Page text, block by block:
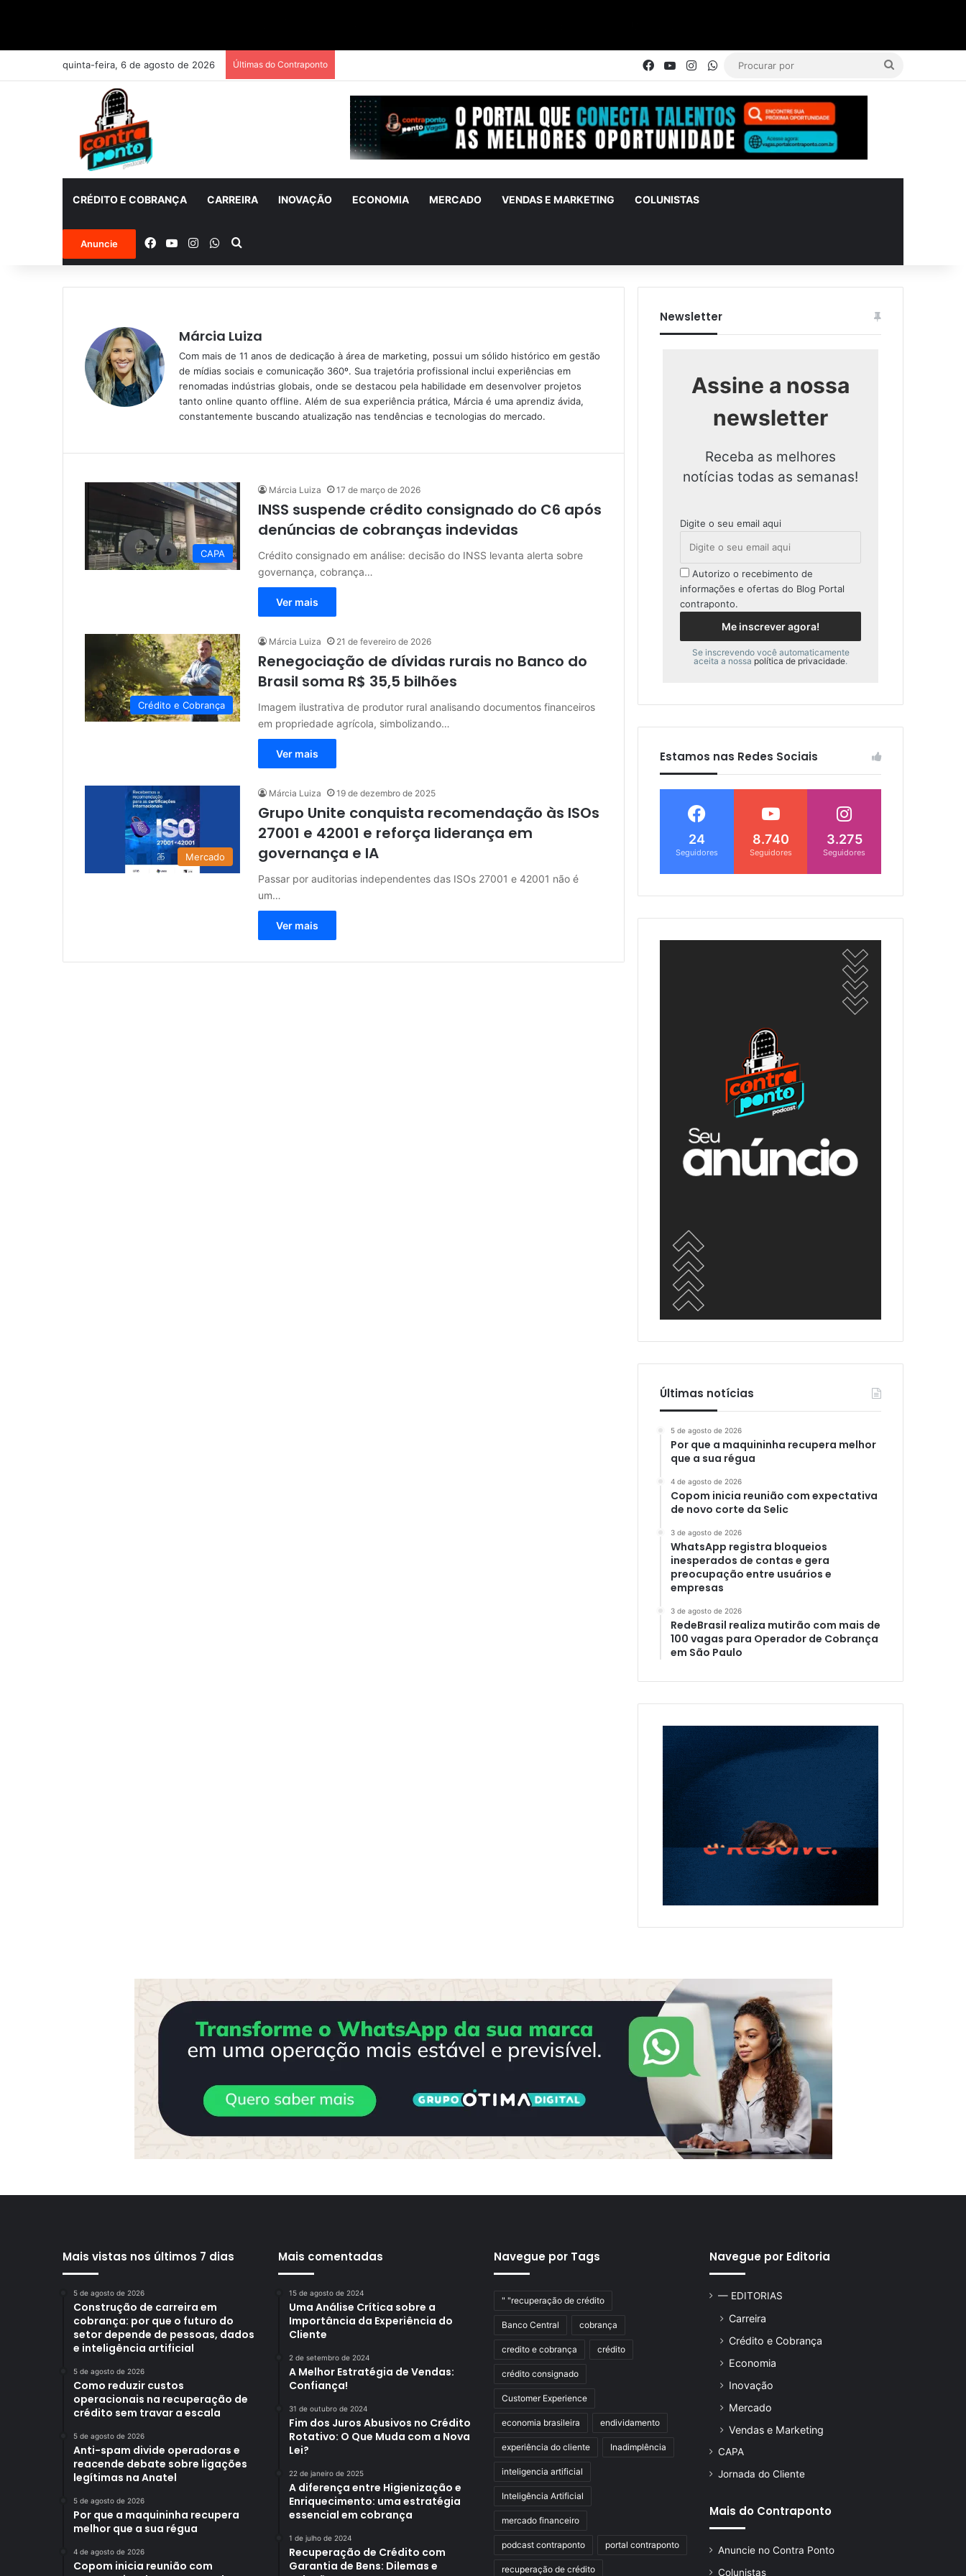
quinta-feira, 6 de agosto de 2026 Últimas do Contraponto FacebookYouTubeInstagram
WhatsApp
CRÉDITO E COBRANÇA CARREIRA INOVAÇÃO ECONOMIA MERCADO VENDAS E MARKETING COLUNISTAS
Anuncie FacebookYouTubeInstagramWhatsApp
Procurar por
Márcia Luiza
Com mais de 11 anos de dedicação à área de marketing, possui um sólido histórico em gestão
de mídias sociais e comunicação 360º. Sua trajetória profissional inclui experiências em
renomadas indústrias globais, onde se destacou pela habilidade em desenvolver projetos
tanto online quanto offline. Além de sua experiência prática, Márcia é uma aprendiz ávida,
constantemente buscando atualização nas tendências e tecnologias do mercado.
CAPA
Márcia Luiza 17 de março de 2026
INSS suspende crédito consignado do C6 após
denúncias de cobranças indevidas
Crédito consignado em análise: decisão do INSS levanta alerta sobre
governança, cobrança…
Ver mais
Crédito e Cobrança
Márcia Luiza 21 de fevereiro de 2026
Renegociação de dívidas rurais no Banco do
Brasil soma R$ 35,5 bilhões
Imagem ilustrativa de produtor rural analisando documentos financeiros
em propriedade agrícola, simbolizando…
Ver mais
Mercado
Márcia Luiza 19 de dezembro de 2025
Grupo Unite conquista recomendação às ISOs
27001 e 42001 e reforça liderança em
governança e IA
Passar por auditorias independentes das ISOs 27001 e 42001 não é
um…
Ver mais
Newsletter
Assine a nossa
newsletter
Receba as melhores
notícias todas as semanas!
Digite o seu email aqui
Autorizo o recebimento de
informações e ofertas do Blog Portal
contraponto.
Se inscrevendo você automaticamente
aceita a nossa política de privacidade.
Estamos nas Redes Sociais
24
Seguidores
8.740
Seguidores
3.275
Seguidores
Últimas notícias
5 de agosto de 2026
Por que a maquininha recupera melhor
que a sua régua
4 de agosto de 2026
Copom inicia reunião com expectativa
de novo corte da Selic
3 de agosto de 2026
WhatsApp registra bloqueios
inesperados de contas e gera
preocupação entre usuários e
empresas
3 de agosto de 2026
RedeBrasil realiza mutirão com mais de
100 vagas para Operador de Cobrança
em São Paulo
Mais vistas nos últimos 7 dias
5 de agosto de 2026
Construção de carreira em
cobrança: por que o futuro do
setor depende de pessoas, dados
e inteligência artificial
5 de agosto de 2026
Como reduzir custos
operacionais na recuperação de
crédito sem travar a escala
5 de agosto de 2026
Anti-spam divide operadoras e
reacende debate sobre ligações
legítimas na Anatel
5 de agosto de 2026
Por que a maquininha recupera
melhor que a sua régua
4 de agosto de 2026
Copom inicia reunião com
Mais comentadas
15 de agosto de 2024
Uma Análise Crítica sobre a
Importância da Experiência do
Cliente
2 de setembro de 2024
A Melhor Estratégia de Vendas:
Confiança!
31 de outubro de 2024
Fim dos Juros Abusivos no Crédito
Rotativo: O Que Muda com a Nova
Lei?
22 de janeiro de 2025
A diferença entre Higienização e
Enriquecimento: uma estratégia
essencial em cobrança
1 de julho de 2024
Recuperação de Crédito com
Garantia de Bens: Dilemas e
Navegue por Tags
" "recuperação de crédito
Banco Central cobrança
credito e cobrança crédito
crédito consignado
Customer Experience
economia brasileira endividamento
experiência do cliente Inadimplência
inteligencia artificial
Inteligência Artificial
mercado financeiro
podcast contraponto portal contraponto
recuperação de crédito
Navegue por Editoria
— EDITORIAS
Carreira
Crédito e Cobrança
Economia
Inovação
Mercado
Vendas e Marketing
CAPA
Jornada do Cliente
Mais do Contraponto
Anuncie no Contra Ponto
Colunistas